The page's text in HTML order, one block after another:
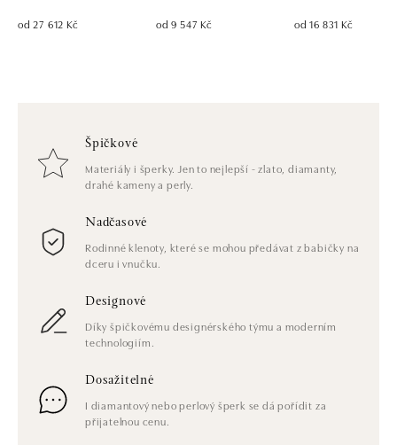
od 27 612 Kč od 9 547 Kč od 16 831 Kč
Špičkové
Materiály i šperky. Jen to nejlepší - zlato, diamanty,
drahé kameny a perly.
Nadčasové
Rodinné klenoty, které se mohou předávat z babičky na
dceru i vnučku.
Designové
Díky špičkovému designérského týmu a moderním
technologiím.
Dosažitelné
I diamantový nebo perlový šperk se dá pořídit za
přijatelnou cenu.